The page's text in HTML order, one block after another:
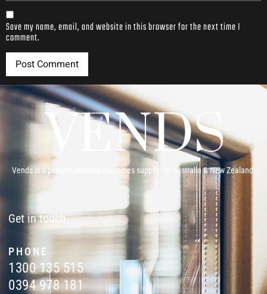
Save my name, email, and website in this browser for the next time I
comment.
Vends is a pioneer vending machines supplier in Australia & New Zealand.
Get in touch
PHONE
1300 135 515
0394 978 181